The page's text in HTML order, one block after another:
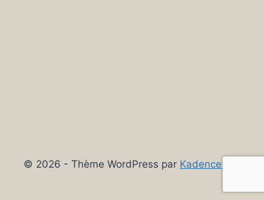
© 2026 - Thème WordPress par Kadence WP